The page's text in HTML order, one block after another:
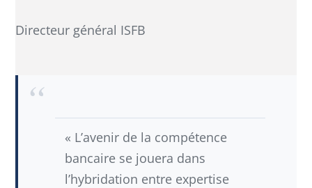
Directeur général ISFB
« L’avenir de la compétence
bancaire se jouera dans
l’hybridation entre expertise